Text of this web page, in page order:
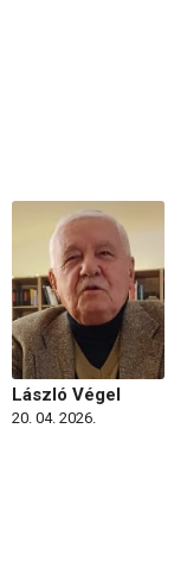
László Végel
20. 04. 2026.